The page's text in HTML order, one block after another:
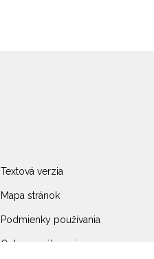
Textová verzia
Mapa stránok
Podmienky používania
Ochrana súkromia